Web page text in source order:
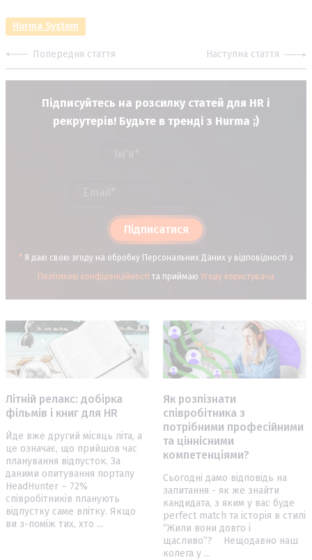
Hurma System
Попередня стаття Наступна стаття
Підписуйтесь на розсилку статей для HR і
рекрутерів! Будьте в тренді з Hurma ;)
Підписатися
* Я даю свою згоду на обробку Персональних Даних у відповідності з
Політикою конфіденційності та приймаю Угоду користувача
Літній релакс: добірка
фільмів і книг для HR
Йде вже другий місяць літа, а
це означає, що прийшов час
планування відпусток. За
даними опитування порталу
HeadHunter – 72%
співробітників планують
відпустку саме влітку. Якщо
ви з-поміж тих, хто ...
Як розпізнати
співробітника з
потрібними професійними
та ціннісними
компетенціями?
Сьогодні дамо відповідь на
запитання - як же знайти
кандидата, з яким у вас буде
perfect match та історія в стилі
“Жили вони довго і
щасливо”? Нещодавно наш
колега у ...